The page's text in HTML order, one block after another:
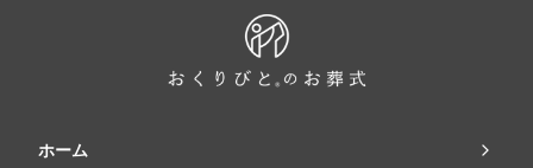
ホーム